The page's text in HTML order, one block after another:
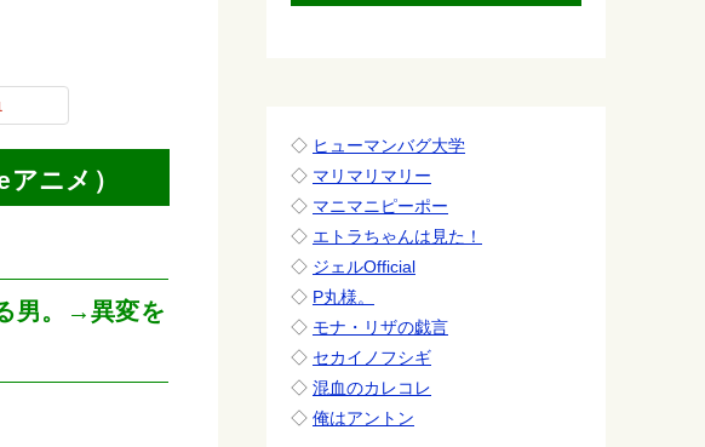
ニメ）
男。→異変を
◇ ヒューマンバグ大学
◇ マリマリマリー
◇ マニマニピーポー
◇ エトラちゃんは見た！
◇ ジェルOfficial
◇ P丸様。
◇ モナ・リザの戯言
◇ セカイノフシギ
◇ 混血のカレコレ
◇ 俺はアントン